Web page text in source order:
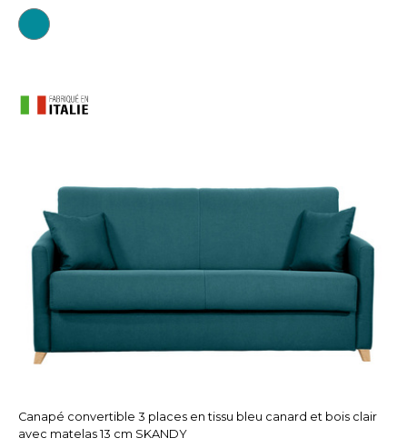
Canapé convertible 3 places en tissu bleu canard et bois clair
avec matelas 13 cm SKANDY